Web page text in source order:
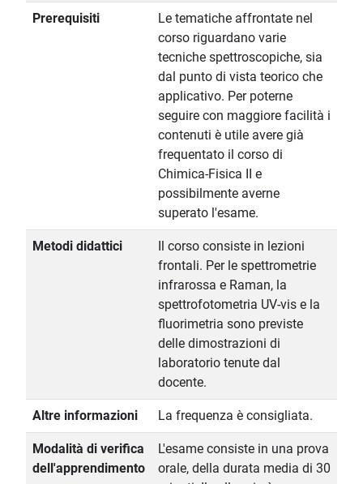
Prerequisiti
Le tematiche affrontate nel
corso riguardano varie
tecniche spettroscopiche, sia
dal punto di vista teorico che
applicativo. Per poterne
seguire con maggiore facilità i
contenuti è utile avere già
frequentato il corso di
Chimica-Fisica II e
possibilmente averne
superato l'esame.
Metodi didattici
Il corso consiste in lezioni
frontali. Per le spettrometrie
infrarossa e Raman, la
spettrofotometria UV-vis e la
fluorimetria sono previste
delle dimostrazioni di
laboratorio tenute dal
docente.
Altre informazioni La frequenza è consigliata.
Modalità di verifica
dell'apprendimento
L'esame consiste in una prova
orale, della durata media di 30